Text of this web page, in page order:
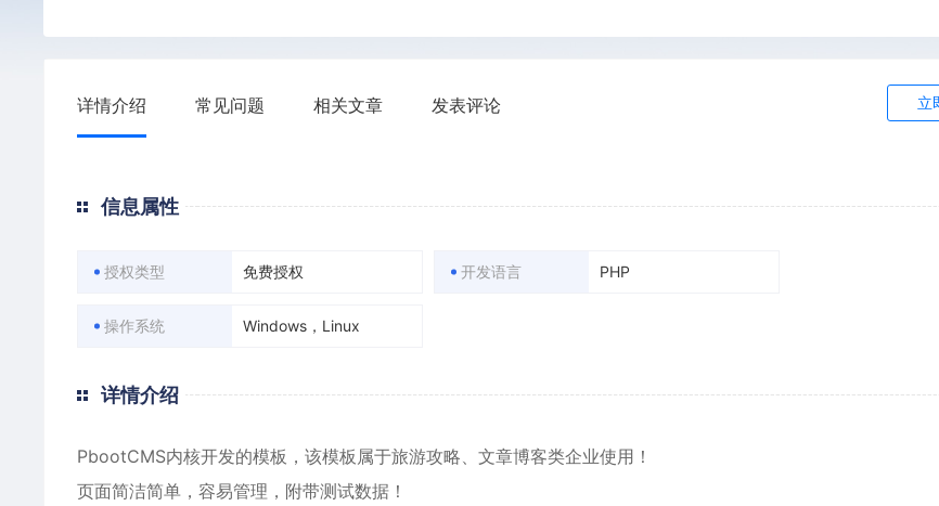
详情介绍 常见问题 相关文章 发表评论 立
信息属性
授权类型 免费授权 开发语言 PHP
操作系统 Windows，Linux
详情介绍
PbootCMS内核开发的模板，该模板属于旅游攻略、 文章博客类企业使用！
页面简洁简单，容易管理，附带测试数据！